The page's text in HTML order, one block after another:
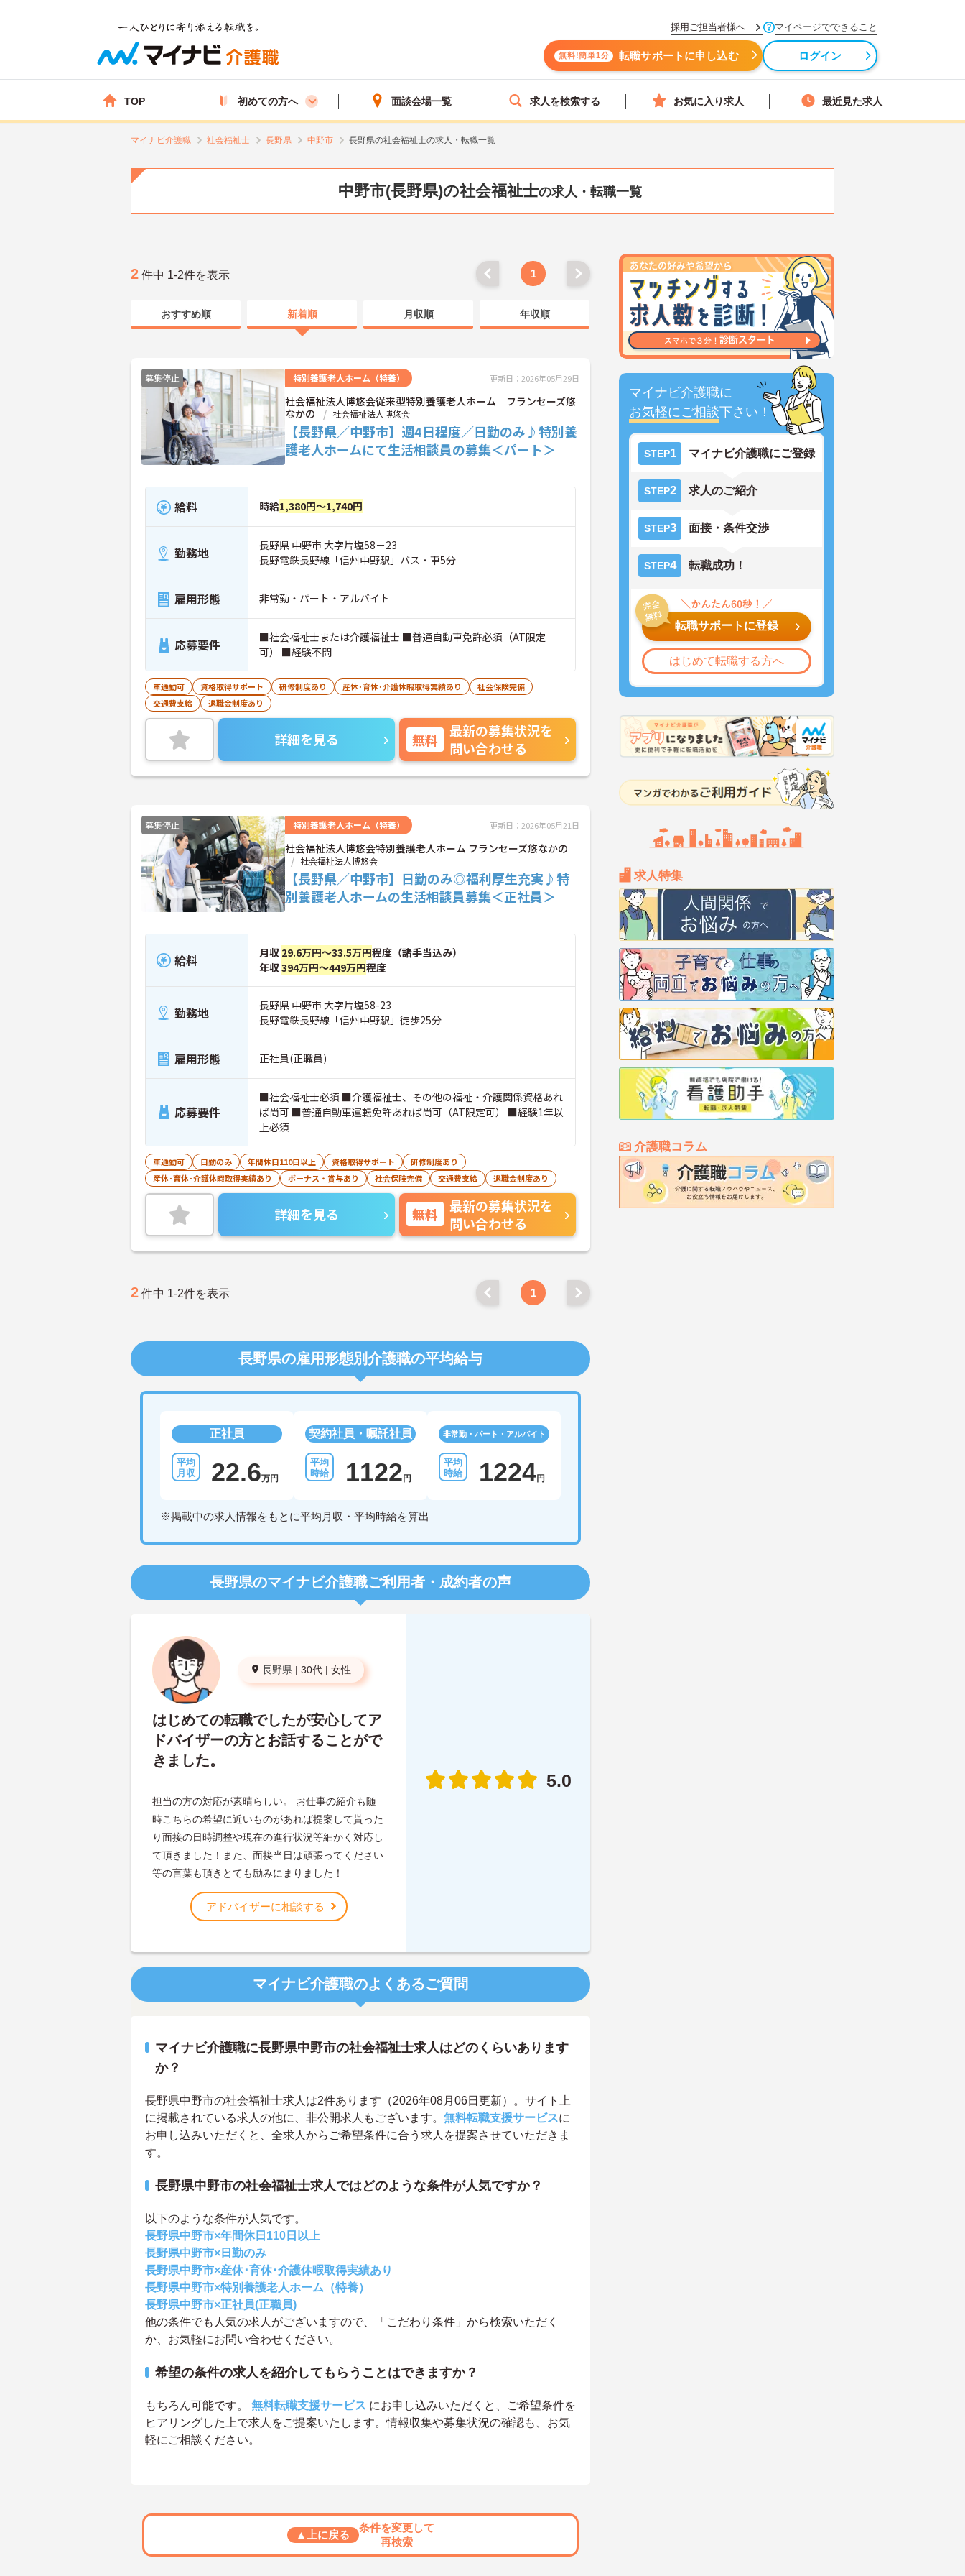
採用ご担当者様へ マイページでできること
無料!簡単1分 転職サポートに申し込む ログイン
TOP 初めての方へ 面談会場一覧 求人を検索する お気に入り求人 最近見た求人
マイナビ介護職 社会福祉士 長野県 中野市 長野県の社会福祉士の求人・転職一覧
中野市(長野県)の社会福祉士の求人・転職一覧
マイナビ介護職に
お気軽にご相談下さい！
STEP1 マイナビ介護職にご登録
STEP2 求人のご紹介
STEP3 面接・条件交渉
STEP4 転職成功！
転職サポートに登録
はじめて転職する方へ
求人特集
介護職コラム
2 件中 1-2件を表示 1
おすすめ順 新着順 月収順 年収順
募集停止 特別養護老人ホーム（特養） 更新日：2026年05月29日
社会福祉法人博悠会従来型特別養護老人ホーム フランセーズ悠
なかの
社会福祉法人博悠会
【長野県／中野市】週4日程度／日勤のみ♪特別養
護老人ホームにて生活相談員の募集＜パート＞
給料 時給1,380円～1,740円
勤務地
長野県 中野市 大字片塩58－23
長野電鉄長野線「信州中野駅」バス・車5分
雇用形態 非常勤・パート・アルバイト
応募要件
■社会福祉士または介護福祉士 ■普通自動車免許必須（AT限定
可） ■経験不問
車通勤可 資格取得サポート 研修制度あり 産休･育休･介護休暇取得実績あり
社会保険完備
交通費支給
退職金制度あり
詳細を見る 無料
最新の募集状況を
問い合わせる
募集停止 特別養護老人ホーム（特養） 更新日：2026年05月21日
社会福祉法人博悠会特別養護老人ホーム フランセーズ悠なかの
社会福祉法人博悠会
【長野県／中野市】日勤のみ◎福利厚生充実♪特
別養護老人ホームの生活相談員募集＜正社員＞
給料 月収 29.6万円～33.5万円程度（諸手当込み）
年収394万円～449万円程度
勤務地
長野県 中野市 大字片塩58-23
長野電鉄長野線「信州中野駅」徒歩25分
雇用形態 正社員(正職員)
応募要件
■社会福祉士必須 ■介護福祉士、その他の福祉・介護関係資格あれ
ば尚可 ■普通自動車運転免許あれば尚可（AT限定可） ■経験1年以
上必須
車通勤可 日勤のみ 年間休日110日以上 資格取得サポート
研修制度あり
産休･育休･介護休暇取得実績あり
ボーナス・賞与あり 社会保険完備 交通費支給 退職金制度あり
詳細を見る 無料
最新の募集状況を
問い合わせる
2 件中 1-2件を表示 1
長野県の雇用形態別介護職の平均給与
正社員
22.6万円
契約社員・嘱託社員
1122円
非常勤・パート・アルバイト
1224円
※掲載中の求人情報をもとに平均月収・平均時給を算出
長野県のマイナビ介護職ご利用者・成約者の声
長野県 | 30代 | 女性
はじめての転職でしたが安心してア
ドバイザーの方とお話することがで
きました。
担当の方の対応が素晴らしい。 お仕事の紹介も随
時こちらの希望に近いものがあれば提案して貰った
り面接の日時調整や現在の進行状況等細かく対応し
て頂きました！また、面接当日は頑張ってください
等の言葉も頂きとても励みにまりました！
アドバイザーに相談する
5.0
マイナビ介護職のよくあるご質問
マイナビ介護職に長野県中野市の社会福祉士求人はどのくらいあります
か？
長野県中野市の社会福祉士求人は2件あります（2026年08月06日更新）。サイト上
に掲載されている求人の他に、非公開求人もございます。 無料転職支援サービスに
お申し込みいただくと、全求人からご希望条件に合う求人を提案させていただきま
す。
長野県中野市の社会福祉士求人ではどのような条件が人気ですか？
以下のような条件が人気です。
長野県中野市×年間休日110日以上
長野県中野市×日勤のみ
長野県中野市×産休･育休･介護休暇取得実績あり
長野県中野市×特別養護老人ホーム（特養）
長野県中野市×正社員(正職員)
他の条件でも人気の求人がございますので、「こだわり条件」から検索いただく
か、お気軽にお問い合わせください。
希望の条件の求人を紹介してもらうことはできますか？
もちろん可能です。 無料転職支援サービス にお申し込みいただくと、ご希望条件を
ヒアリングした上で求人をご提案いたします。情報収集や募集状況の確認も、お気
軽にご相談ください。
▲上に戻る
条件を変更して
再検索